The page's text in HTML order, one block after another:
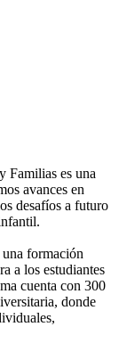
Familias es una
avances en
desafíos a futuro
formación
a los estudiantes
cuenta con 300
donde